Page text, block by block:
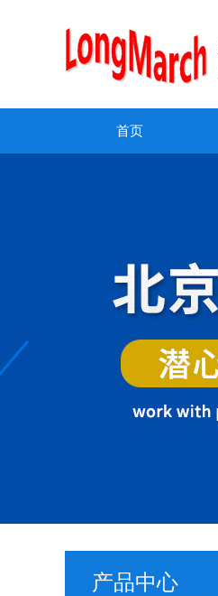
首页
产品中心